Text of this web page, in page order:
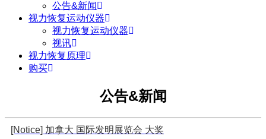
公告&新闻
视力恢复运动仪器
视力恢复运动仪器
视讯
视力恢复原理
购买
公告&新闻
[Notice] 加拿大 国际发明展览会 大奖